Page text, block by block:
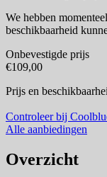
We hebben
beschikbaarheid
Onbevestigde prijs
€109,00
Prijs en
Controleer bij
Alle aanbiedingen
Overzicht